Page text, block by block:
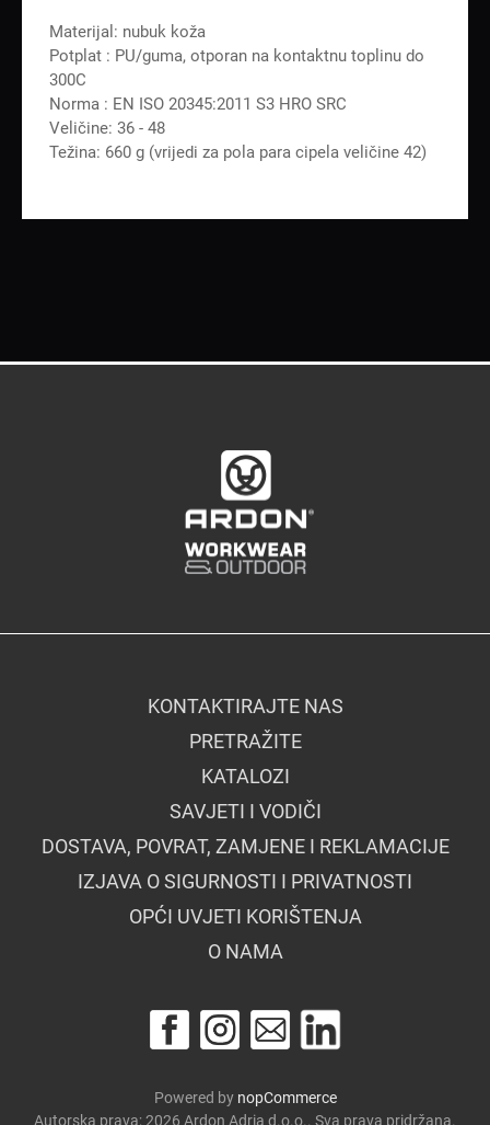
Materijal: nubuk koža
Potplat : PU/guma, otporan na kontaktnu toplinu do
300C
Norma : EN ISO 20345:2011 S3 HRO SRC
Veličine: 36 - 48
Težina: 660 g (vrijedi za pola para cipela veličine 42)
KONTAKTIRAJTE NAS
PRETRAŽITE
KATALOZI
SAVJETI I VODIČI
DOSTAVA, POVRAT, ZAMJENE I REKLAMACIJE
IZJAVA O SIGURNOSTI I PRIVATNOSTI
OPĆI UVJETI KORIŠTENJA
O NAMA
Powered by nopCommerce
Autorska prava; 2026 Ardon Adria d.o.o.. Sva prava pridržana.